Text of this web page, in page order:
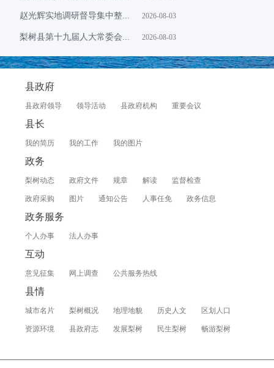
赵光辉实地调研督导集中整... 2026-08-03
梨树县第十九届人大常委会... 2026-08-03
县政府
县政府领导 领导活动 县政府机构 重要会议
县长
我的简历 我的工作 我的图片
政务
梨树动态 政府文件 规章 解读 监督检查
政府采购 图片 通知公告 人事任免 政务信息
政务服务
个人办事 法人办事
互动
意见征集 网上调查 公共服务热线
县情
城市名片 梨树概况 地理地貌 历史人文 区划人口
资源环境 县政府志 发展梨树 民生梨树 畅游梨树